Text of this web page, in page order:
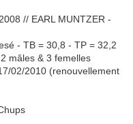
// EARL MUNTZER -
- TB = 30,8 - TP = 32,2
mâles & 3 femelles
02/2010 (renouvellement